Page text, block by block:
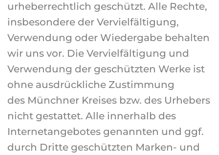
urheberrechtlich geschützt. Alle Rechte,
insbesondere der Vervielfältigung,
Verwendung oder Wiedergabe behalten
wir uns vor. Die Vervielfältigung und
Verwendung der geschützten Werke ist
ohne ausdrückliche Zustimmung
des Münchner Kreises bzw. des Urhebers
nicht gestattet. Alle innerhalb des
Internetangebotes genannten und ggf.
durch Dritte geschützten Marken- und